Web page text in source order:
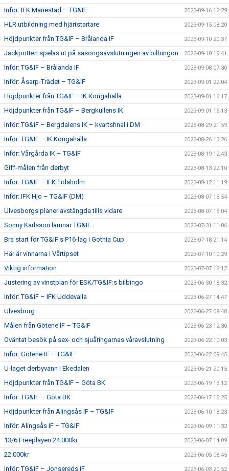
Inför: IFK Mariestad – TG&IF 2023-09-16 12:29
HLR utbildning med hjärtstartare 2023-09-15 08:20
Höjdpunkter från TG&IF – Brålanda IF 2023-09-10 20:37
Jackpotten spelas ut på säsongsavslutningen av bilbingon 2023-09-10 19:41
Inför: TG&IF – Brålanda IF 2023-09-08 07:30
Inför: Åsarp-Trädet – TG&IF 2023-09-01 22:04
Höjdpunkter från TG&IF – IK Kongahälla 2023-09-01 16:17
Höjdpunkter från TG&IF – Bergkullens IK 2023-09-01 16:13
Inför: TG&IF – Bergdalens IK – kvartsfinal i DM 2023-08-29 21:59
Inför: TG&IF – IK Kongahälla 2023-08-26 13:26
Inför: Vårgårda IK – TG&IF 2023-08-19 12:43
Giff-målen från derbyt 2023-08-13 22:10
Inför: TG&IF – IFK Tidaholm 2023-08-12 11:19
Inför: IFK Hjo – TG&IF (DM) 2023-08-07 13:54
Ulvesborgs planer avstängda tills vidare 2023-08-07 13:04
Sonny Karlsson lämnar TG&IF 2023-07-31 11:06
Bra start för TG&IF:s P16-lag i Gothia Cup 2023-07-18 21:14
Här är vinnarna i Vårtipset 2023-07-10 10:29
Viktig information 2023-07-07 12:12
Justering av vinstplan för ESK/TG&IF:s bilbingo 2023-06-30 18:32
Inför: TG&IF – IFK Uddevalla 2023-06-27 14:47
Ulvesborg 2023-06-27 08:48
Målen från Götene IF – TG&IF 2023-06-23 12:30
Oväntat besök på sex- och sjuåringarnas våravslutning 2023-06-22 10:03
Inför: Götene IF – TG&IF 2023-06-22 09:45
U-laget derbyvann i Ekedalen 2023-06-21 20:15
Höjdpunkter från TG&IF – Göta BK 2023-06-19 13:12
Inför: TG&IF – Göta BK 2023-06-17 15:25
Höjdpunkter från Alingsås IF – TG&IF 2023-06-10 18:23
Inför: Alingsås IF – TG&IF 2023-06-09 11:32
13/6 Freeplayen 24.000kr 2023-06-07 14:09
22.000kr 2023-06-05 08:45
Inför: TG&IF – Jonsereds IF 2023-06-03 20:52